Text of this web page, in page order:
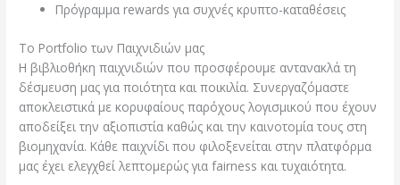
Πρόγραμμα rewards για συχνές κρυπτο-καταθέσεις
Το Portfolio των Παιχνιδιών μας
Η βιβλιοθήκη παιχνιδιών που προσφέρουμε αντανακλά τη
δέσμευση μας για ποιότητα και ποικιλία. Συνεργαζόμαστε
αποκλειστικά με κορυφαίους παρόχους λογισμικού που έχουν
αποδείξει την αξιοπιστία καθώς και την καινοτομία τους στη
βιομηχανία. Κάθε παιχνίδι που φιλοξενείται στην πλατφόρμα
μας έχει ελεγχθεί λεπτομερώς για fairness και τυχαιότητα.